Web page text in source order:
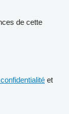
de cette
et